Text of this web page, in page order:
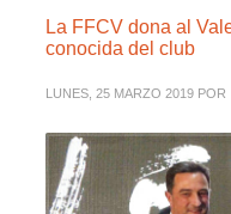
La FFCV dona al
conocida del club
LUNES, 25 MARZO 2019 POR